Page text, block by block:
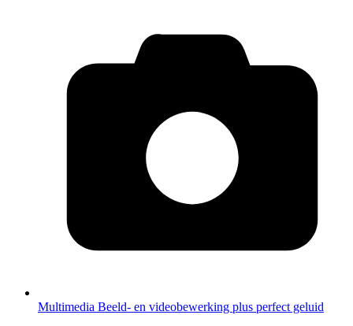
Multimedia Beeld- en videobewerking plus perfect geluid